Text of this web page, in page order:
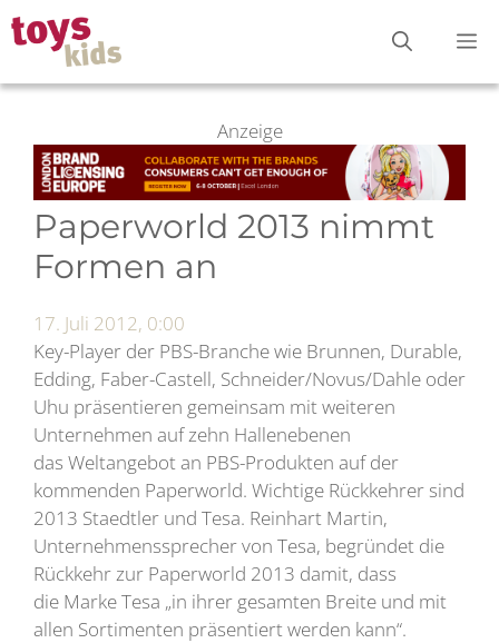
Zum
Inhalt
springen
Anzeige
Paperworld 2013 nimmt
Formen an
17. Juli 2012, 0:00
Key-Player der PBS-Branche wie Brunnen, Durable,
Edding, Faber-Castell, Schneider/Novus/Dahle oder
Uhu präsentieren gemeinsam mit weiteren
Unternehmen auf zehn Hallenebenen
das Weltangebot an PBS-Produkten auf der
kommenden Paperworld. Wichtige Rückkehrer sind
2013 Staedtler und Tesa. Reinhart Martin,
Unternehmenssprecher von Tesa, begründet die
Rückkehr zur Paperworld 2013 damit, dass
die Marke Tesa „in ihrer gesamten Breite und mit
allen Sortimenten präsentiert werden kann“.